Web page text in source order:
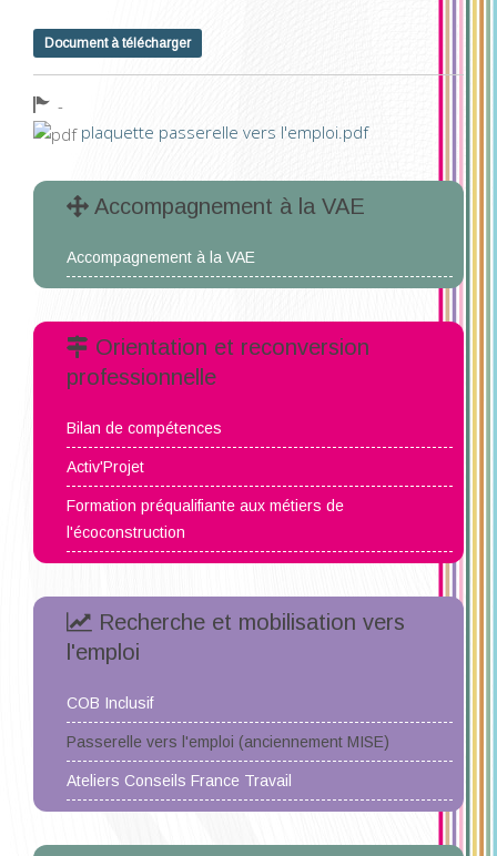
Document à télécharger
-
plaquette passerelle vers l'emploi.pdf
Accompagnement à la VAE
Accompagnement à la VAE
Orientation et reconversion
professionnelle
Bilan de compétences
Activ'Projet
Formation préqualifiante aux métiers de
l'écoconstruction
Recherche et mobilisation vers
l'emploi
COB Inclusif
Passerelle vers l'emploi (anciennement MISE)
Ateliers Conseils France Travail